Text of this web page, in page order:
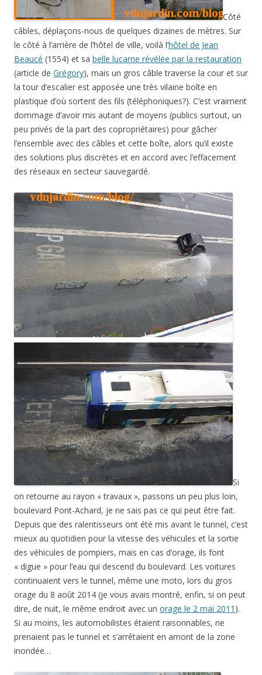
Côté
câbles, déplaçons-nous de quelques dizaines de mètres. Sur
le côté à l’arrière de l’hôtel de ville, voilà l’hôtel de Jean
Beaucé (1554) et sa belle lucarne révélée par la restauration
(article de Grégory), mais un gros câble traverse la cour et sur
la tour d’escalier est apposée une très vilaine boîte en
plastique d’où sortent des fils (téléphoniques?). C’est vraiment
dommage d’avoir mis autant de moyens (publics surtout, un
peu privés de la part des copropriétaires) pour gâcher
l’ensemble avec des câbles et cette boîte, alors qu’il existe
des solutions plus discrètes et en accord avec l’effacement
des réseaux en secteur sauvegardé.
Si
on retourne au rayon « travaux », passons un peu plus loin,
boulevard Pont-Achard, je ne sais pas ce qui peut être fait.
Depuis que des ralentisseurs ont été mis avant le tunnel, c’est
mieux au quotidien pour la vitesse des véhicules et la sortie
des véhicules de pompiers, mais en cas d’orage, ils font
« digue » pour l’eau qui descend du boulevard. Les voitures
continuaient vers le tunnel, même une moto, lors du gros
orage du 8 août 2014 (je vous avais montré, enfin, si on peut
dire, de nuit, le même endroit avec un orage le 2 mai 2011 ).
Si au moins, les automobilistes étaient raisonnables, ne
prenaient pas le tunnel et s’arrêtaient en amont de la zone
inondée…